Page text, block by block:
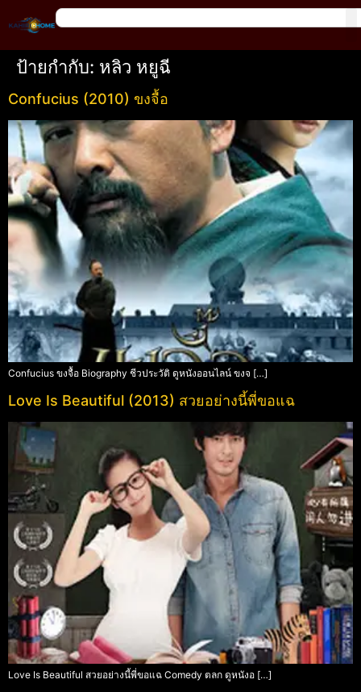
ป้ายกำกับ: หลิว หยูฉี
Confucius (2010) ขงจื้อ
Confucius ขงจื้อ Biography ชีวประวัติ ดูหนังออนไลน์ ขงจ […]
Love Is Beautiful (2013) สวยอย่างนี้พี่ขอแฉ
Love Is Beautiful สวยอย่างนี้พี่ขอแฉ Comedy ตลก ดูหนังอ […]